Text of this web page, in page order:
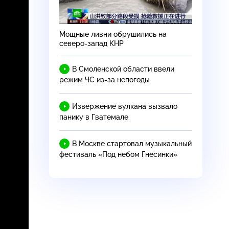
Мощные ливни обрушились на
северо-запад КНР
В Смоленской области ввели
режим ЧС из-за непогоды
Извержение вулкана вызвало
панику в Гватемале
В Москве стартовал музыкальный
фестиваль «Под небом Гнесинки»